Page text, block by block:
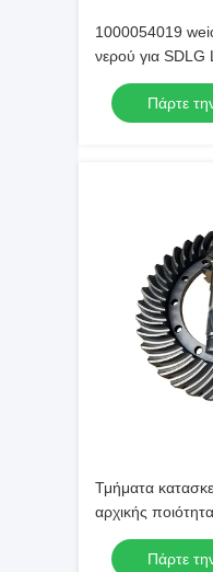
1000054019
νερού για
Πάρτε
Τμήματα
αρχικής
Πάρτε